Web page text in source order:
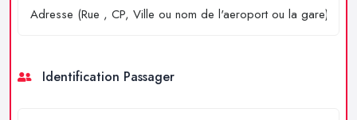
Identification Passager